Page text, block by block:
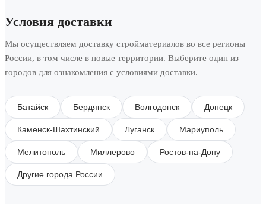
Условия доставки
Мы осуществляем доставку стройматериалов во все регионы
России, в том числе в новые территории. Выберите один из
городов для ознакомления с условиями доставки.
Батайск Бердянск Волгодонск Донецк
Каменск-Шахтинский Луганск Мариуполь
Мелитополь Миллерово Ростов-на-Дону
Другие города России